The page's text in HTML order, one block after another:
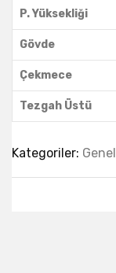
P. Yüksekliği
Gövde
Çekmece
Tezgah Üstü
Kategoriler: Genel